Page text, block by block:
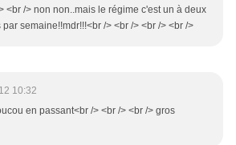
<br /> non non..mais le régime c'est un à deux
par semaine!!mdr!!!<br /> <br /> <br /> <br />
10:32
en passant<br /> <br /> <br /> gros